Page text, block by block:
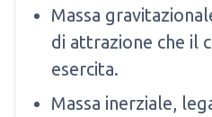
Massa
di attrazione che il
esercita.
Massa inerziale,